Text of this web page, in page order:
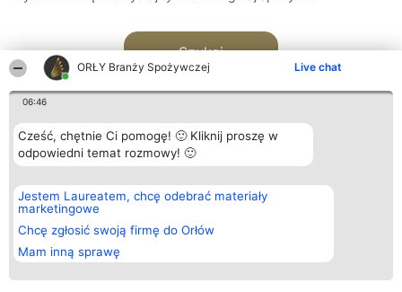
ORŁY Branży Spożywczej Live chat
06:46
Cześć, chętnie Ci pomogę! 🙂 Kliknij proszę w
odpowiedni temat rozmowy! 🙂
Jestem Laureatem, chcę odebrać materiały
marketingowe
Chcę zgłosić swoją firmę do Orłów
Mam inną sprawę
Szukaj
Organizator plebiscytu
Bright Side Solutions sp. z o.
o. sp. k.
ul. Ruska 22
Wrocław 50-079
KRS 0000749100 | Regon
381313360 | NIP 8943132676
Plebiscyt
Laureaci
wszystkich
Laureatów
Regulamin
Kontakt
Kontakt